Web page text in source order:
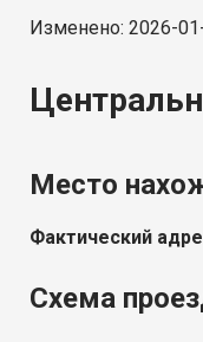
Изменено: 2026-
Место
Фактический
Схема